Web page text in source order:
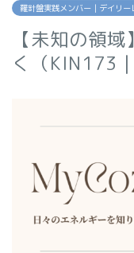
羅針盤実践メンバー｜デイリー
【未知の領
く（KIN173